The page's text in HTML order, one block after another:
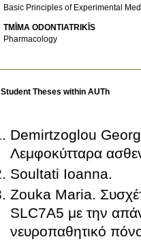
Basic Principles of Experimental
TMĪMA ODONTIATRIKĪS
Pharmacology
Student Theses within AUTh
Demirtzoglou
Λεμφοκύτταρα
Soultati Ioanna.
Zouka Maria.
SLC7A5 με την
νευροπαθητικό